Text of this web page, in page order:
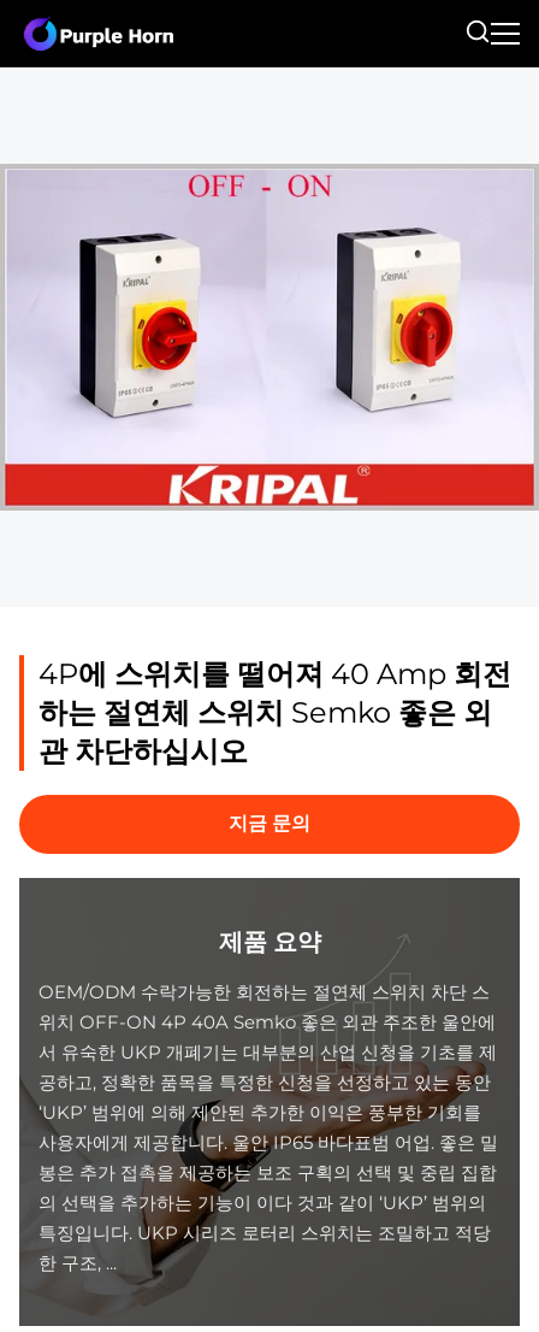
4P에 스위치를 떨어져 40 Amp 회전
하는 절연체 스위치 Semko 좋은 외
관 차단하십시오
지금 문의
제품 요약
OEM/ODM 수락가능한 회전하는 절연체 스위치 차단 스
위치 OFF-ON 4P 40A Semko 좋은 외관 주조한 울안에
서 유숙한 UKP 개폐기는 대부분의 산업 신청을 기초를 제
공하고, 정확한 품목을 특정한 신청을 선정하고 있는 동안
‘UKP’ 범위에 의해 제안된 추가한 이익은 풍부한 기회를
사용자에게 제공합니다. 울안 IP65 바다표범 어업. 좋은 밀
봉은 추가 접촉을 제공하는 보조 구획의 선택 및 중립 집합
의 선택을 추가하는 기능이 이다 것과 같이 ‘UKP’ 범위의
특징입니다. UKP 시리즈 로터리 스위치는 조밀하고 적당
한 구조, ...